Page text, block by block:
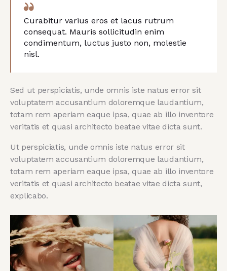
Curabitur varius eros et lacus rutrum
consequat. Mauris sollicitudin enim
condimentum, luctus justo non, molestie
nisl.
Sed ut perspiciatis, unde omnis iste natus error sit
voluptatem accusantium doloremque laudantium,
totam rem aperiam eaque ipsa, quae ab illo inventore
veritatis et quasi architecto beatae vitae dicta sunt.
Ut perspiciatis, unde omnis iste natus error sit
voluptatem accusantium doloremque laudantium,
totam rem aperiam eaque ipsa, quae ab illo inventore
veritatis et quasi architecto beatae vitae dicta sunt,
explicabo.